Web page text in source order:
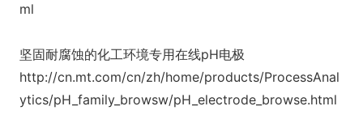
ml
坚固耐腐蚀的化工环境专用在线pH电极
http://cn.mt.com/cn/zh/home/products/ProcessAnal
ytics/pH_family_browsw/pH_electrode_browse.html